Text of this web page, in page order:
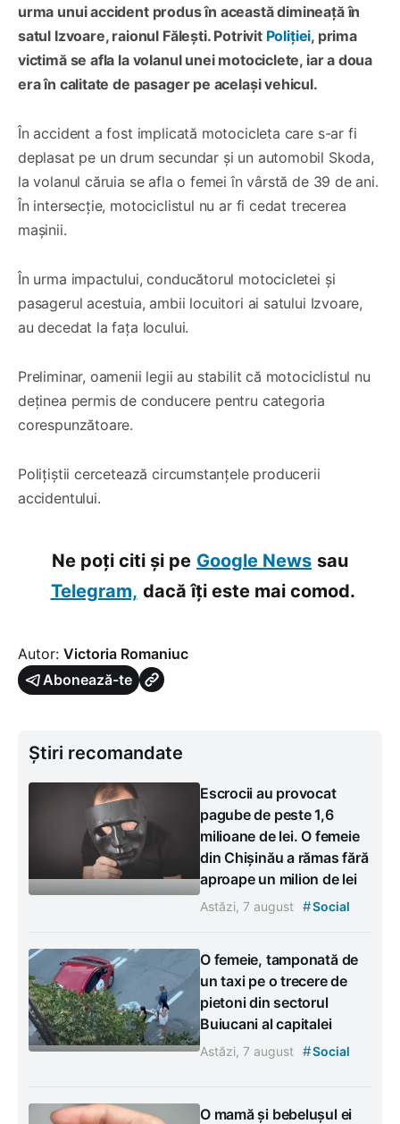
urma unui accident produs în această dimineață în
satul Izvoare, raionul Fălești. Potrivit Poliției, prima
victimă se afla la volanul unei motociclete, iar a doua
era în calitate de pasager pe același vehicul.
În accident a fost implicată motocicleta care s-ar fi
deplasat pe un drum secundar și un automobil Skoda,
la volanul căruia se afla o femei în vârstă de 39 de ani.
În intersecție, motociclistul nu ar fi cedat trecerea
mașinii.
În urma impactului, conducătorul motocicletei și
pasagerul acestuia, ambii locuitori ai satului Izvoare,
au decedat la fața locului.
Preliminar, oamenii legii au stabilit că motociclistul nu
deținea permis de conducere pentru categoria
corespunzătoare.
Polițiștii cercetează circumstanțele producerii
accidentului.
Ne poți citi și pe Google News sau
Telegram, dacă îți este mai comod.
Autor: Victoria Romaniuc
Abonează-te
Știri recomandate
Escrocii au provocat
pagube de peste 1,6
milioane de lei. O femeie
din Chișinău a rămas fără
aproape un milion de lei
Astăzi, 7 august #Social
O femeie, tamponată de
un taxi pe o trecere de
pietoni din sectorul
Buiucani al capitalei
Astăzi, 7 august #Social
O mamă și bebelușul ei